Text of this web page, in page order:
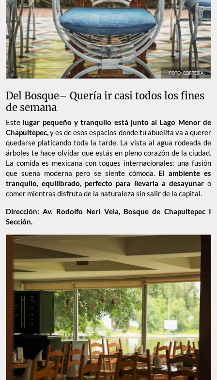
FOTO: CORTESÍA
Del Bosque– Quería ir casi todos los fines
de semana
Este lugar pequeño y tranquilo está junto al Lago Menor de
Chapultepec,y es de esos espacios donde tu abuelita va a querer
quedarse platicando toda la tarde. La vista al agua rodeada de
árboles te hace olvidar que estás en pleno corazón de la ciudad.
La comida es mexicana con toques internacionales: una fusión
que suena moderna pero se siente cómoda.El ambiente es
tranquilo, equilibrado, perfecto para llevarla a desayunaro
comer mientras disfruta de la naturaleza sin salir de la capital.
Dirección: Av. Rodolfo Neri Vela, Bosque de Chapultepec I
Sección.